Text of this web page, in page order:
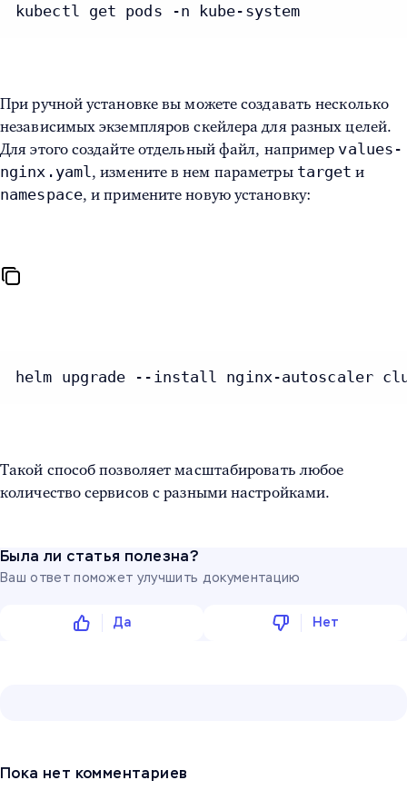
kubectl get pods -n kube-system
При ручной установке вы можете создавать несколько
независимых экземпляров скейлера для разных целей.
Для этого создайте отдельный файл, например values-
nginx.yaml , измените в нем параметры target и
namespace, и примените новую установку:
helm upgrade --install nginx-autoscaler
Такой способ позволяет масштабировать любое
количество сервисов с разными настройками.
Была ли статья полезна?
Ваш ответ поможет улучшить документацию
Да Нет
Пока нет комментариев